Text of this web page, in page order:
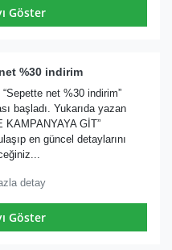
Göster
%30 indirim
“Sepette net %30 indirim”
başladı. Yukarıda yazan
KAMPANYAYA GİT”
en güncel detaylarını
detay
Göster